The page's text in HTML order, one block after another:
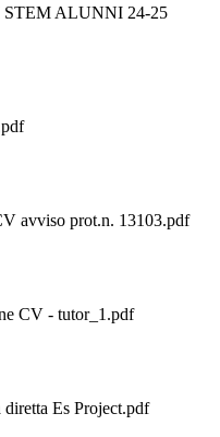
ALUNNI 24-25
avviso prot.n. 13103.pdf
CV - tutor_1.pdf
Es Project.pdf